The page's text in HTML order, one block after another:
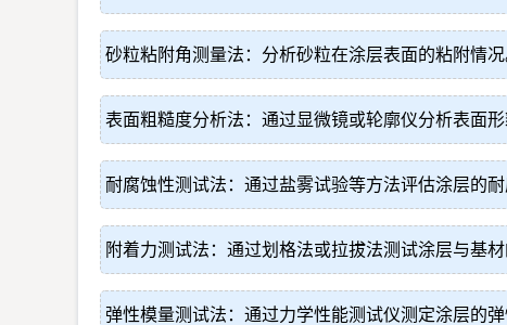
砂粒粘附角测量法：分析砂粒在涂层表面的粘附情况
表面粗糙度分析法：通过显微镜或轮廓仪分析表面形
耐腐蚀性测试法：通过盐雾试验等方法评估涂层的耐
附着力测试法：通过划格法或拉拔法测试涂层与基材
弹性模量测试法：通过力学性能测试仪测定涂层的弹